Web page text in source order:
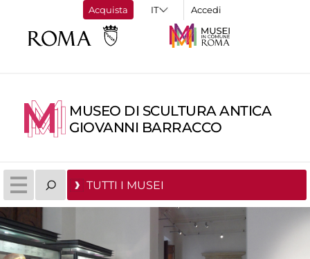
Acquista Accedi
MUSEO DI SCULTURA ANTICA
GIOVANNI BARRACCO
TUTTI I MUSEI